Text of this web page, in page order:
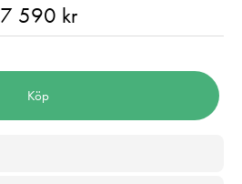
7 590 kr
Köp